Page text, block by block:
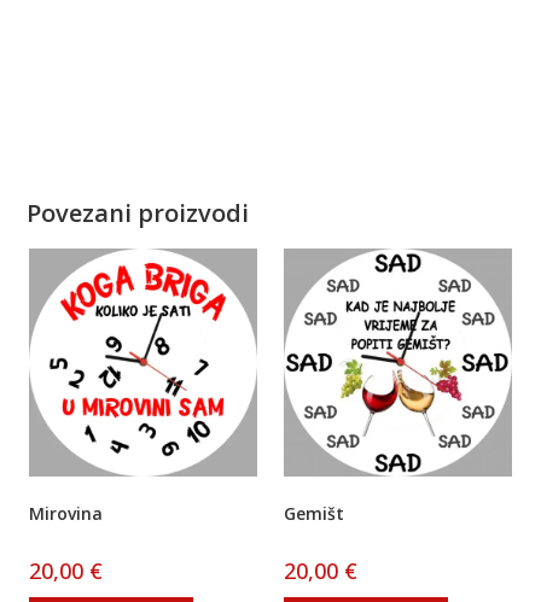
Povezani proizvodi
Mirovina
20,00 €
Gemišt
20,00 €